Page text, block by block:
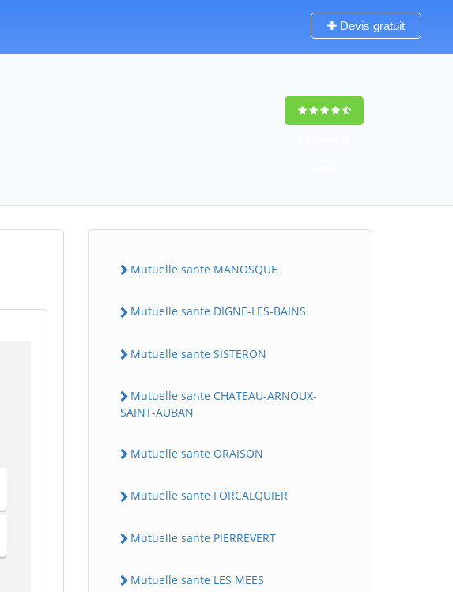
Devis gratuit
Mutuelle sante MANOSQUE
Mutuelle sante DIGNE-LES-BAINS
Mutuelle sante SISTERON
Mutuelle sante CHATEAU-ARNOUX-
SAINT-AUBAN
Mutuelle sante ORAISON
Mutuelle sante FORCALQUIER
Mutuelle sante PIERREVERT
Mutuelle sante LES MEES